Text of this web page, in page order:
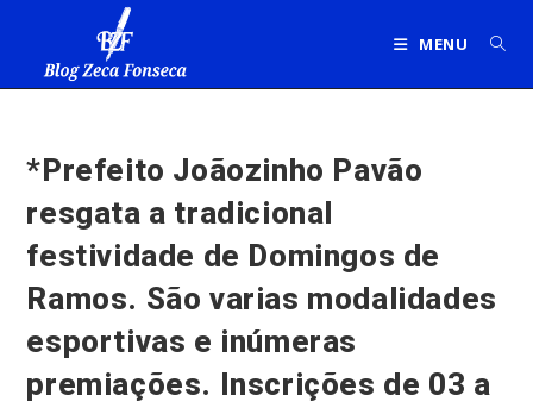
MENU
*Prefeito Joãozinho Pavão
resgata a tradicional
festividade de Domingos de
Ramos. São varias modalidades
esportivas e inúmeras
premiações. Inscrições de 03 a